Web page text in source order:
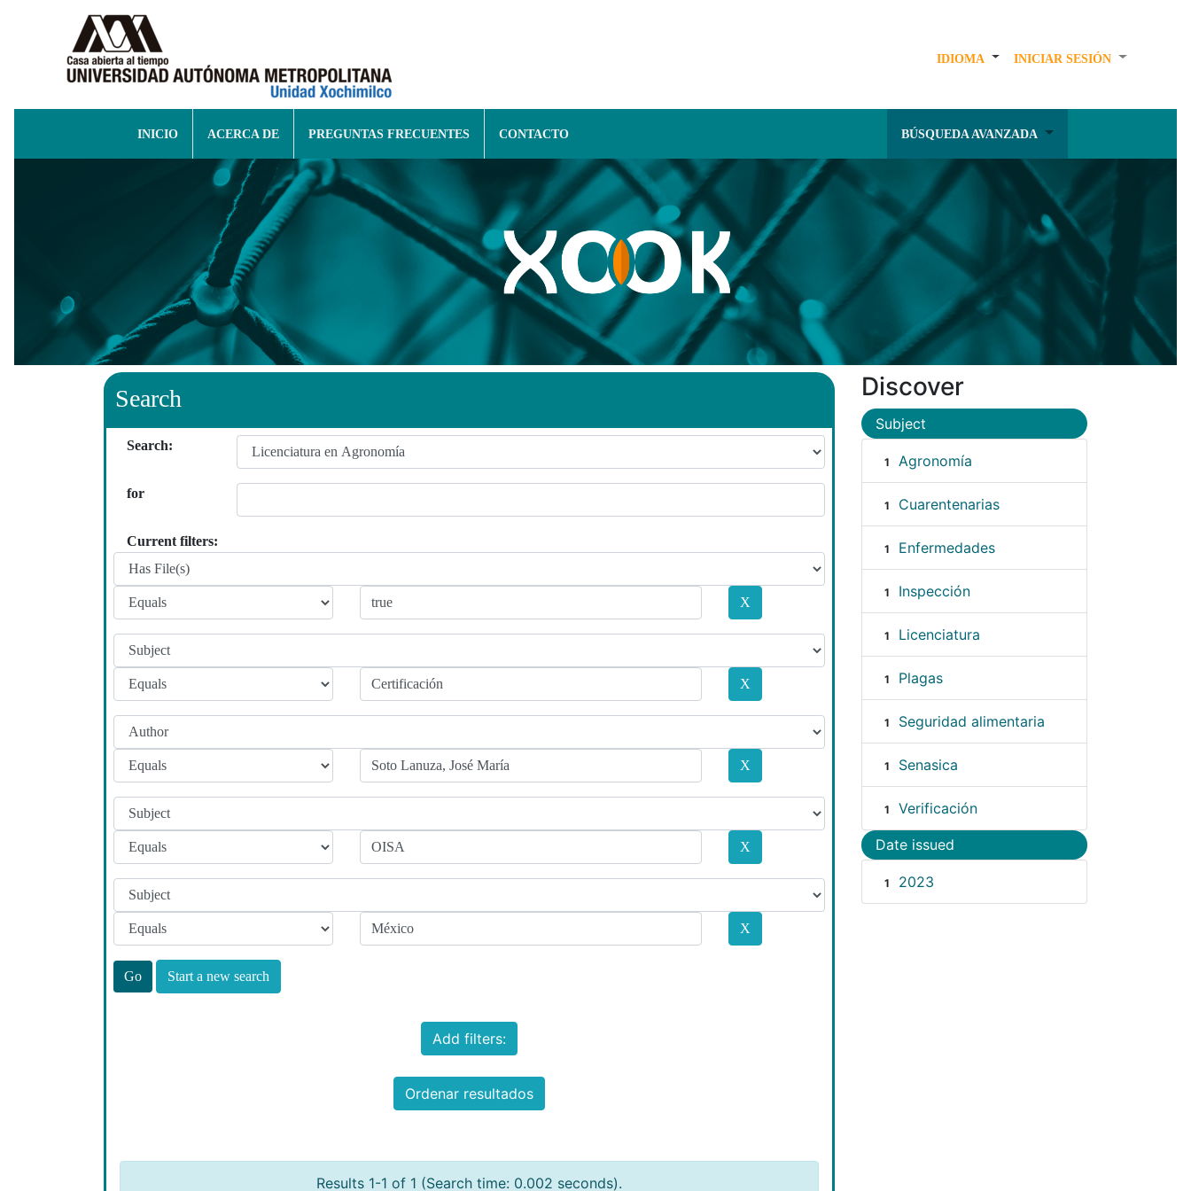
IDIOMA INICIAR SESIÓN
INICIO ACERCA DE PREGUNTAS FRECUENTES CONTACTO BÚSQUEDA AVANZADA
Search
Search:
for
Current filters:
Start a new search
Add filters:
Ordenar resultados
Results 1-1 of 1 (Search time: 0.002 seconds).
Discover
Subject
1 Agronomía
1 Cuarentenarias
1 Enfermedades
1 Inspección
1 Licenciatura
1 Plagas
1 Seguridad alimentaria
1 Senasica
1 Verificación
Date issued
1 2023